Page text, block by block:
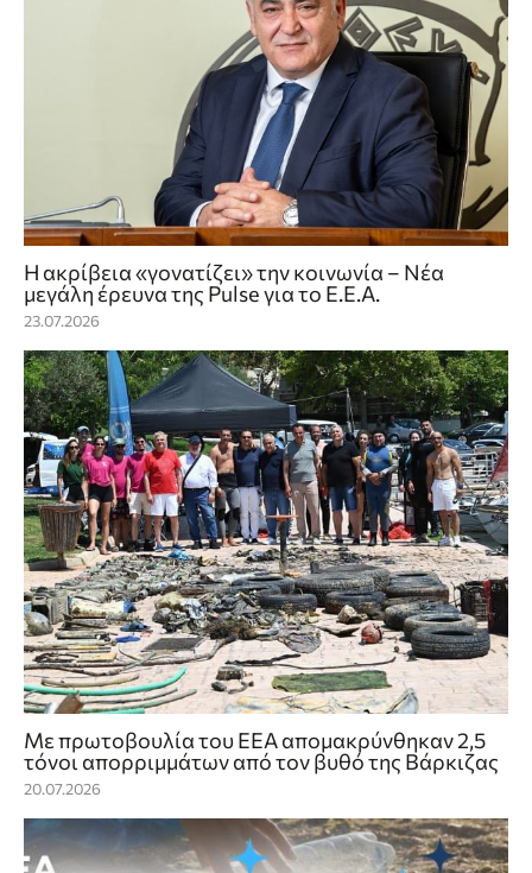
Η ακρίβεια «γονατίζει» την κοινωνία – Νέα
μεγάλη έρευνα της Pulse για το Ε.Ε.Α.
23.07.2026
Με πρωτοβουλία του ΕΕΑ απομακρύνθηκαν 2,5
τόνοι απορριμμάτων από τον βυθό της Βάρκιζας
20.07.2026